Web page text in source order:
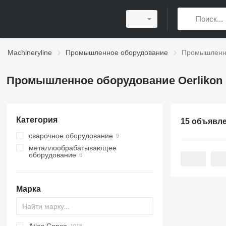
Machineryline Промышленное оборудование
Промышленное оборудование Oerlikon
Категория
сварочное оборудование
сварочные аппараты
электроды
металлообрабатывающее
оборудование
точильные станки
Марка
15